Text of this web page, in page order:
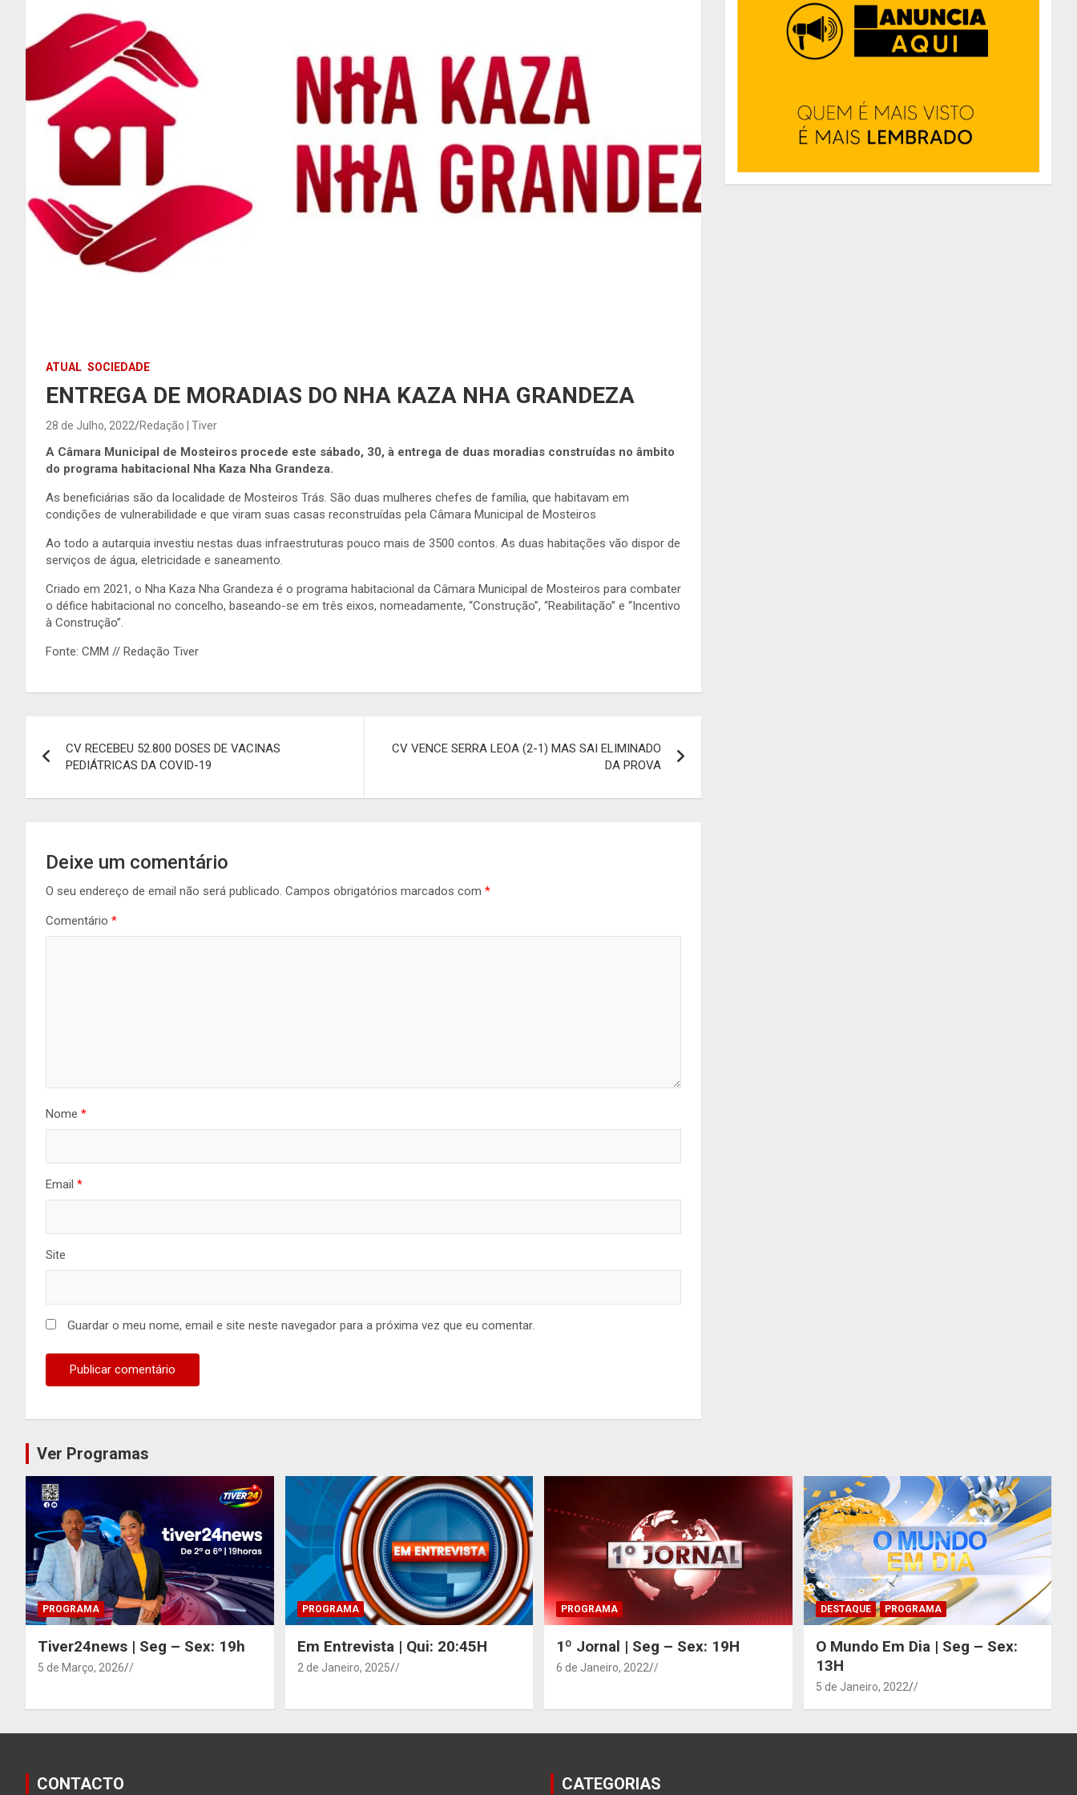
ATUAL SOCIEDADE
ENTREGA DE MORADIAS DO NHA KAZA NHA GRANDEZA
28 de Julho, 2022 Redação | Tiver
A Câmara Municipal de Mosteiros procede este sábado, 30, à entrega de duas moradias construídas no âmbito
do programa habitacional Nha Kaza Nha Grandeza.
As beneficiárias são da localidade de Mosteiros Trás. São duas mulheres chefes de família, que habitavam em
condições de vulnerabilidade e que viram suas casas reconstruídas pela Câmara Municipal de Mosteiros
Ao todo a autarquia investiu nestas duas infraestruturas pouco mais de 3500 contos. As duas habitações vão dispor de
serviços de água, eletricidade e saneamento.
Criado em 2021, o Nha Kaza Nha Grandeza é o programa habitacional da Câmara Municipal de Mosteiros para combater
o défice habitacional no concelho, baseando-se em três eixos, nomeadamente, “Construção”, “Reabilitação” e “Incentivo
à Construção”.
Fonte: CMM // Redação Tiver
de
artigos
CV RECEBEU 52.800 DOSES DE VACINAS
PEDIÁTRICAS DA COVID-19
CV VENCE SERRA LEOA (2-1) MAS SAI ELIMINADO
DA PROVA
Deixe um comentário
O seu endereço de email não será publicado. Campos obrigatórios marcados com *
Comentário *
Nome *
Email *
Site
Guardar o meu nome, email e site neste navegador para a próxima vez que eu comentar.
Ver Programas
PROGRAMA
Tiver24news | Seg – Sex: 19h
5 de Março, 2026 /
PROGRAMA
Em Entrevista | Qui: 20:45H
2 de Janeiro, 2025 /
PROGRAMA
1º Jornal | Seg – Sex: 19H
6 de Janeiro, 2022 /
DESTAQUE PROGRAMA
O Mundo Em Dia | Seg – Sex:
13H
5 de Janeiro, 2022 /
CONTACTO CATEGORIAS